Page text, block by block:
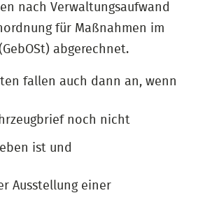
nach Verwaltungsaufwand
für Maßnahmen im
abgerechnet.
fallen auch dann an, wenn
noch nicht
ist und
Ausstellung einer